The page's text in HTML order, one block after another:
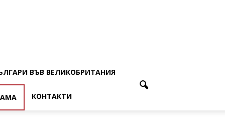
ВЪВ ВЕЛИКОБРИТАНИЯ
КОНТАКТИ